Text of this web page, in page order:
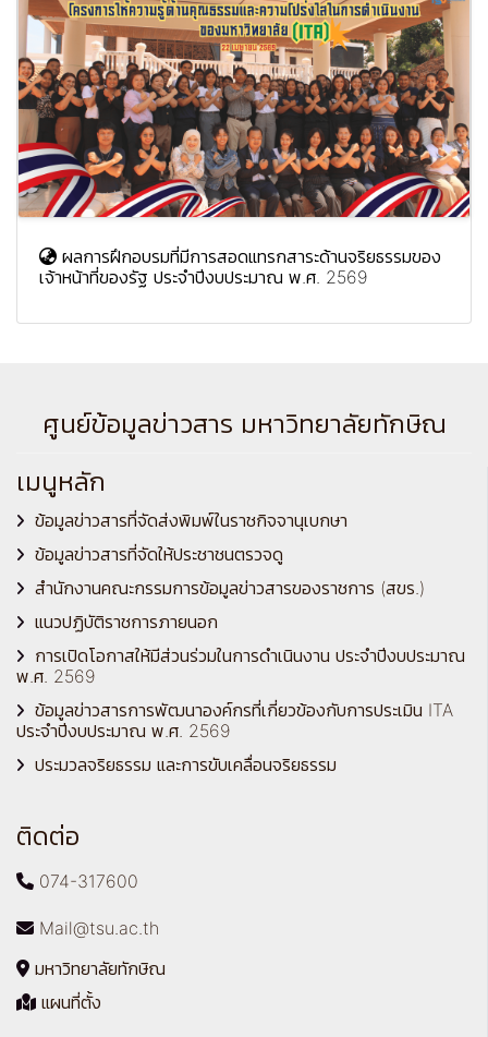
ผลการฝึกอบรมที่มีการสอดแทรกสาระด้านจริยธรรมของ
เจ้าหน้าที่ของรัฐ ประจำปีงบประมาณ พ.ศ. 2569
ศูนย์ข้อมูลข่าวสาร มหาวิทยาลัยทักษิณ
เมนูหลัก
ข้อมูลข่าวสารที่จัดส่งพิมพ์ในราชกิจจานุเบกษา
ข้อมูลข่าวสารที่จัดให้ประชาชนตรวจดู
สำนักงานคณะกรรมการข้อมูลข่าวสารของราชการ (สขร.)
แนวปฏิบัติราชการภายนอก
การเปิดโอกาสให้มีส่วนร่วมในการดำเนินงาน ประจำปีงบประมาณ
พ.ศ. 2569
ข้อมูลข่าวสารการพัฒนาองค์กรที่เกี่ยวข้องกับการประเมิน ITA
ประจำปีงบประมาณ พ.ศ. 2569
ประมวลจริยธรรม และการขับเคลื่อนจริยธรรม
ติดต่อ
074-317600
Mail@tsu.ac.th
มหาวิทยาลัยทักษิณ
แผนที่ตั้ง